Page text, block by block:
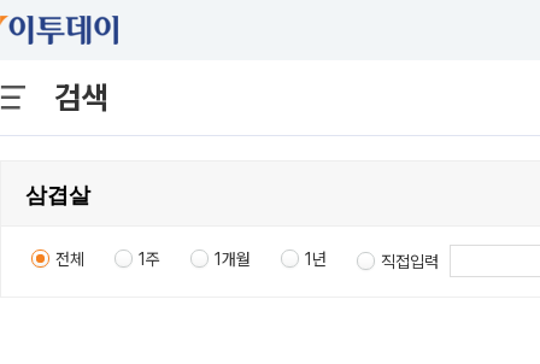
검색
전체 1주 1개월 1년 직접입력